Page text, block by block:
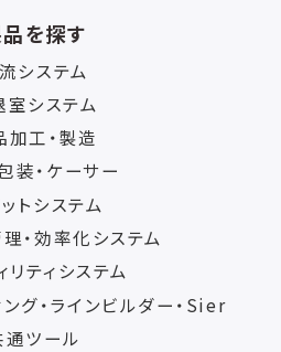
を探す
システム
室システム
加工・製造
装・ケーサー
トシステム
・効率化システム
リティシステム
グ・ラインビルダー・Sier
通ツール